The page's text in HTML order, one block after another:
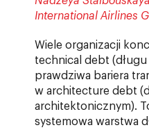
International Airlines
Wiele organizacji
technical debt
prawdziwa bariera
w architecture debt
architektonicznym).
systemowa warstwa